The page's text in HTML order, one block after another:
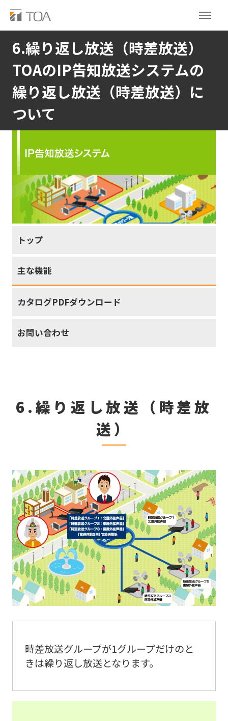
6.繰り返し放送（時差放送）
TOAのIP告知放送システムの
繰り返し放送（時差放送）に
ついて
トップ
主な機能
カタログPDFダウンロード
お問い合わせ
6.繰り返し放送（時差放
送）
時差放送グループが1グループだけのと
きは繰り返し放送となります。